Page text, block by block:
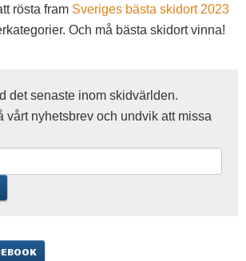
rösta fram Sveriges bästa skidort 2023
Och må bästa skidort vinna!
det senaste inom skidvärlden.
vårt nyhetsbrev och undvik att missa